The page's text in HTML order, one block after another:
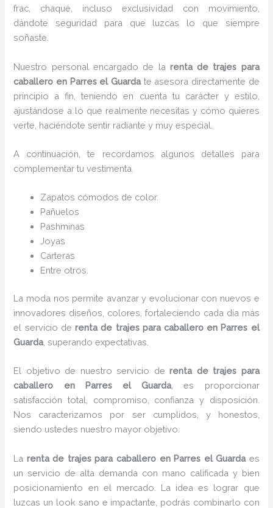
frac, chaqué, incluso exclusividad con movimiento,
dándote seguridad para que luzcas lo que siempre
soñaste.
Nuestro personal encargado de la renta de trajes para
caballero en Parres el Guardate asesora directamente de
principio a fin, teniendo en cuenta tu carácter y estilo,
ajustándose a lo que realmente necesitas y cómo quieres
verte, haciéndote sentir radiante y muy especial.
A continuación, te recordamos algunos detalles para
complementar tu vestimenta.
Zapatos cómodos de color.
Pañuelos
Pashminas
Joyas
Carteras
Entre otros.
La moda nos permite avanzar y evolucionar con nuevos e
innovadores diseños, colores, fortaleciendo cada día más
el servicio derenta de trajes para caballero en Parres el
Guarda, superando expectativas.
El objetivo de nuestro servicio derenta de trajes para
caballero en Parres el Guarda, es proporcionar
satisfacción total, compromiso, confianza y disposición.
Nos caracterizamos por ser cumplidos, y honestos,
siendo ustedes nuestro mayor objetivo.
La renta de trajes para caballero en Parres el Guarda es
un servicio de alta demanda con mano calificada y bien
posicionamiento en el mercado. La idea es lograr que
luzcas un look sano e impactante, podrás combinarlo con